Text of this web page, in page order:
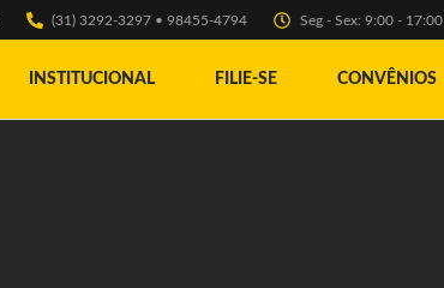
(31) 3292-3297 • 98455-4794 Seg - Sex: 9:00 - 17:00
INSTITUCIONAL FILIE-SE CONVÊNIOS